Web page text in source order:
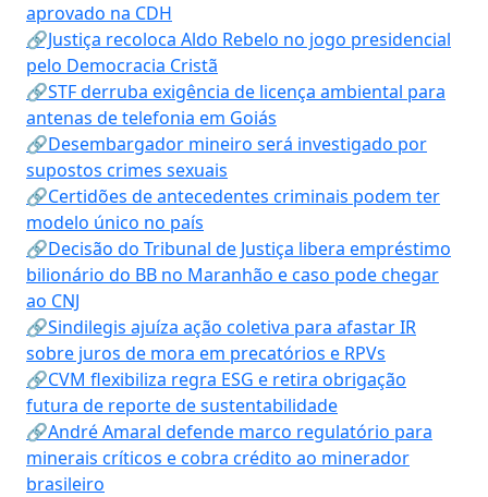
aprovado na CDH
🔗Justiça recoloca Aldo Rebelo no jogo presidencial
pelo Democracia Cristã
🔗STF derruba exigência de licença ambiental para
antenas de telefonia em Goiás
🔗Desembargador mineiro será investigado por
supostos crimes sexuais
🔗Certidões de antecedentes criminais podem ter
modelo único no país
🔗Decisão do Tribunal de Justiça libera empréstimo
bilionário do BB no Maranhão e caso pode chegar
ao CNJ
🔗Sindilegis ajuíza ação coletiva para afastar IR
sobre juros de mora em precatórios e RPVs
🔗CVM flexibiliza regra ESG e retira obrigação
futura de reporte de sustentabilidade
🔗André Amaral defende marco regulatório para
minerais críticos e cobra crédito ao minerador
brasileiro